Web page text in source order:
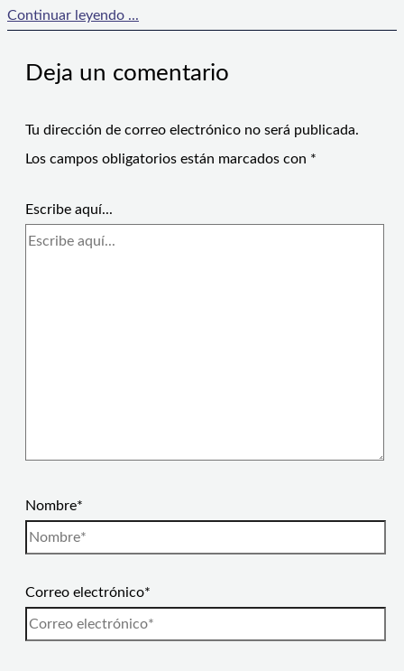
Continuar leyendo ...
Deja un comentario
Tu dirección de correo electrónico no será publicada.
Los campos obligatorios están marcados con *
Escribe aquí...
Nombre*
Correo electrónico*